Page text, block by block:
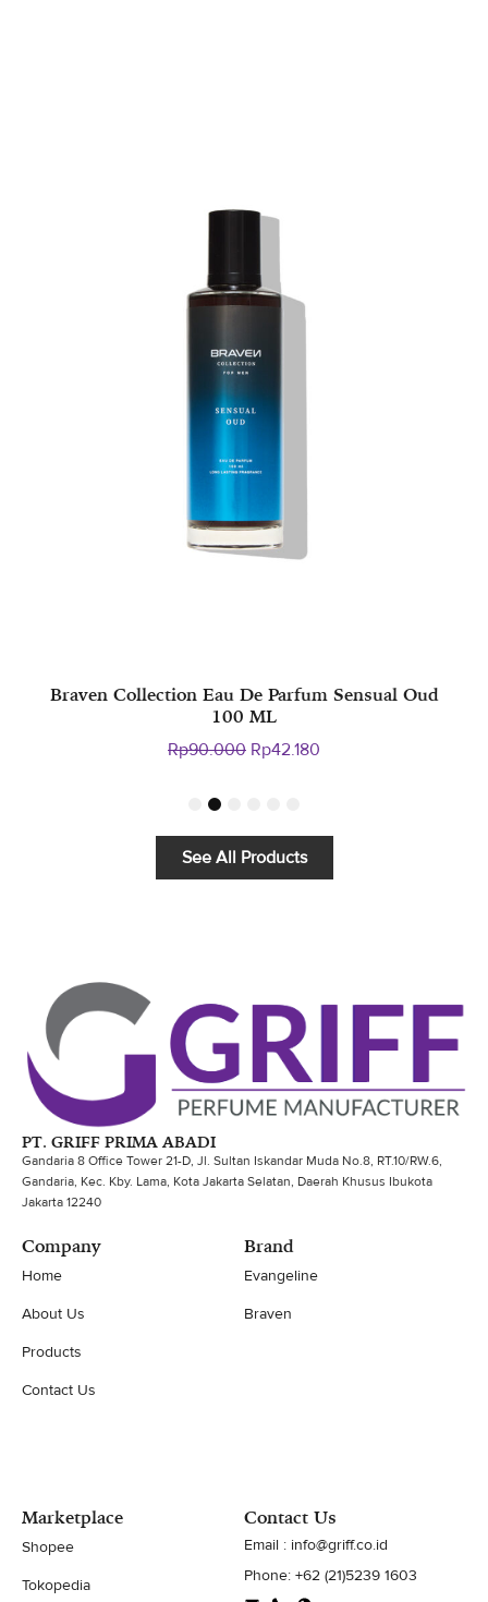
Braven Collection Eau De Parfum Sensual Oud
100 ML
Rp90.000 Harga
Rp42.180
Rp42.180.
5
See All Products
PT. GRIFF PRIMA ABADI
Gandaria 8 Office Tower 21-D, Jl. Sultan Iskandar Muda No.8, RT.10/RW.6,
Gandaria, Kec. Kby. Lama, Kota Jakarta Selatan, Daerah Khusus Ibukota
Jakarta 12240
Company
Home
About Us
Products
Contact Us
Brand
Evangeline
Braven
Marketplace
Shopee
Tokopedia
Contact Us
Email : info@griff.co.id
Phone: +62 (21)5239 1603